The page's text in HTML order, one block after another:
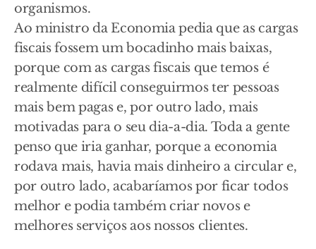
organismos.
Ao ministro da Economia pedia que as cargas
fiscais fossem um bocadinho mais baixas,
porque com as cargas fiscais que temos é
realmente difícil conseguirmos ter pessoas
mais bem pagas e, por outro lado, mais
motivadas para o seu dia-a-dia. Toda a gente
penso que iria ganhar, porque a economia
rodava mais, havia mais dinheiro a circular e,
por outro lado, acabaríamos por ficar todos
melhor e podia também criar novos e
melhores serviços aos nossos clientes.